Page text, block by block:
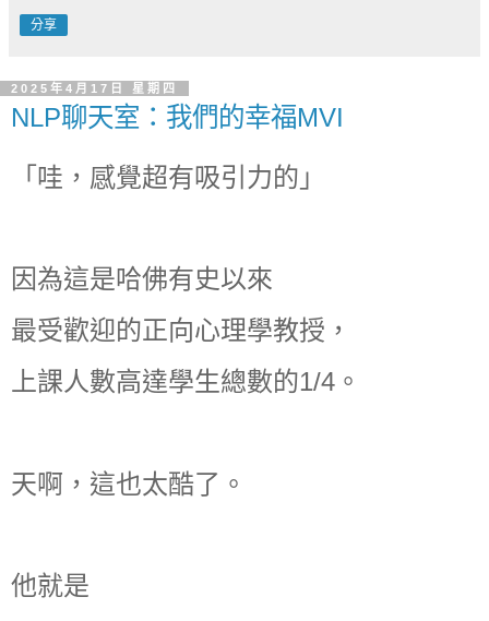
分享
2025年4月17日 星期四
NLP聊天室：我們的幸福MVI
「哇，感覺超有吸引力的」
因為這是哈佛有史以來
最受歡迎的正向心理學教授，
上課人數高達學生總數的1/4。
天啊，這也太酷了。
他就是